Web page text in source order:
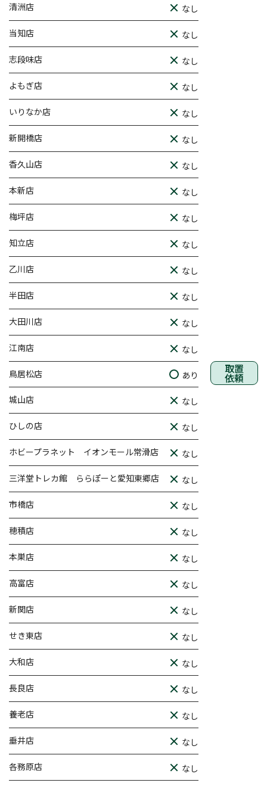
清洲店 なし
当知店 なし
志段味店 なし
よもぎ店 なし
いりなか店 なし
新開橋店 なし
香久山店 なし
本新店 なし
梅坪店 なし
知立店 なし
乙川店 なし
半田店 なし
大田川店 なし
江南店 なし
鳥居松店 あり 取置
依頼
城山店 なし
ひしの店 なし
ホビープラネット イオンモール常滑店 なし
三洋堂トレカ館 ららぽーと愛知東郷店 なし
市橋店 なし
穂積店 なし
本巣店 なし
高富店 なし
新関店 なし
せき東店 なし
大和店 なし
長良店 なし
養老店 なし
垂井店 なし
各務原店 なし